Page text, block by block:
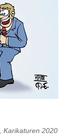
Karikaturen 2020